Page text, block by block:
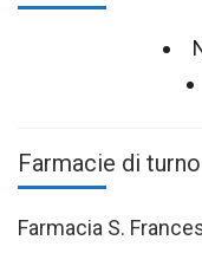
Farmacie di turno
Farmacia S.